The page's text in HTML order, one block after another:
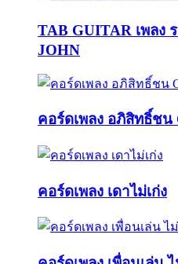
TAB GUITAR เพล
JOHN
คอร์ดเพลง อภิสิทธิ์ชน
คอร์ดเพลง เดาไม่เก่ง